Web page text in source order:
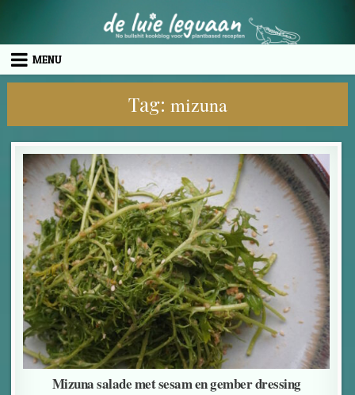
MENU
Tag: mizuna
Mizuna salade met sesam en gember dressing